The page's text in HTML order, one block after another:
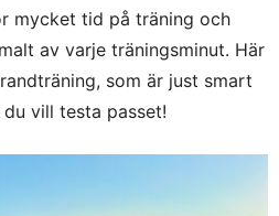
mycket tid på träning och
av varje träningsminut. Här
som är just smart
vill testa passet!